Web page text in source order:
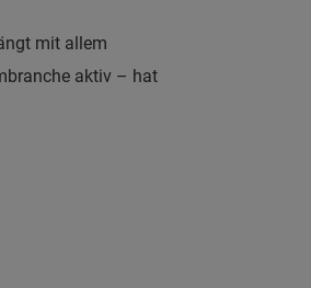
mit allem
aktiv – hat